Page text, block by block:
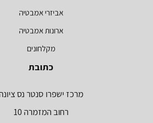
אביזרי אמבטיה
ארונות אמבטיה
מקלחונים
כתובת
מרכז ישפרו סנטר נס
רחוב המזמרה 10